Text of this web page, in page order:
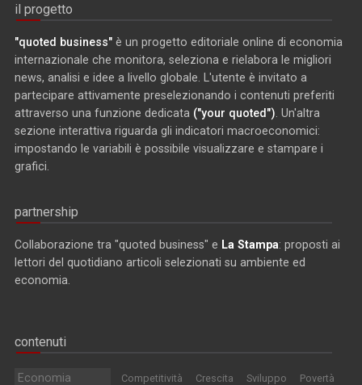
il progetto
"quoted business" è un progetto editoriale online di economia
internazionale che monitora, seleziona e rielabora le migliori
news, analisi e idee a livello globale. L'utente è invitato a
partecipare attivamente preselezionando i contenuti preferiti
attraverso una funzione dedicata ("your quoted") . Un'altra
sezione interattiva riguarda gli indicatori macroeconomici:
impostando le variabili è possibile visualizzare e stampare i
grafici.
partnership
Collaborazione tra "quoted business" e La Stampa: proposti ai
lettori del quotidiano articoli selezionati su ambiente ed
economia.
contenuti
Economia Competitività Crescita Sviluppo Povertà